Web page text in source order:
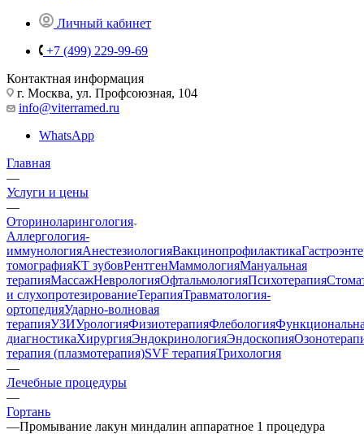
Личный кабинет
+7 (499) 229-99-69
Контактная информация
г. Москва, ул. Профсоюзная, 104
info@viterramed.ru
WhatsApp
Главная
—
Услуги и цены
—
Оториноларингология
Аллергология-
иммунологияАнестезиологияВакцинопрофилактика
томографияКТ зубовРентгенМаммологияМануальная
терапияМассажНеврологияОфтальмологияПсихотерапия
и слухопротезированиеТерапияТравматология-
ортопедияУдарно-волновая
терапияУЗИУрологияФизиотерапияФлебология
диагностикаХирургияЭндокринологияЭндоскопия
терапия (плазмотерапия)SVF терапияТрихология
—
Лечебные процедуры
—
Гортань
—Промывание лакун миндалин аппаратное 1 процедура